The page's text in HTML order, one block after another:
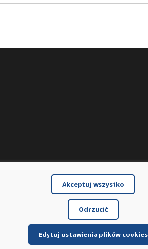
Akceptuj wszystko
Odrzucić
Edytuj ustawienia plików cookies